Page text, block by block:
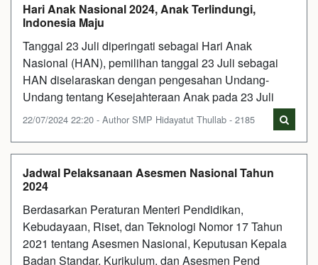
Hari Anak Nasional 2024, Anak Terlindungi,
Indonesia Maju
Tanggal 23 Juli diperingati sebagai Hari Anak
Nasional (HAN), pemilihan tanggal 23 Juli sebagai
HAN diselaraskan dengan pengesahan Undang-
Undang tentang Kesejahteraan Anak pada 23 Juli
22/07/2024 22:20 - Author SMP Hidayatut Thullab - 2185
Jadwal Pelaksanaan Asesmen Nasional Tahun
2024
Berdasarkan Peraturan Menteri Pendidikan,
Kebudayaan, Riset, dan Teknologi Nomor 17 Tahun
2021 tentang Asesmen Nasional, Keputusan Kepala
Badan Standar, Kurikulum, dan Asesmen Pend